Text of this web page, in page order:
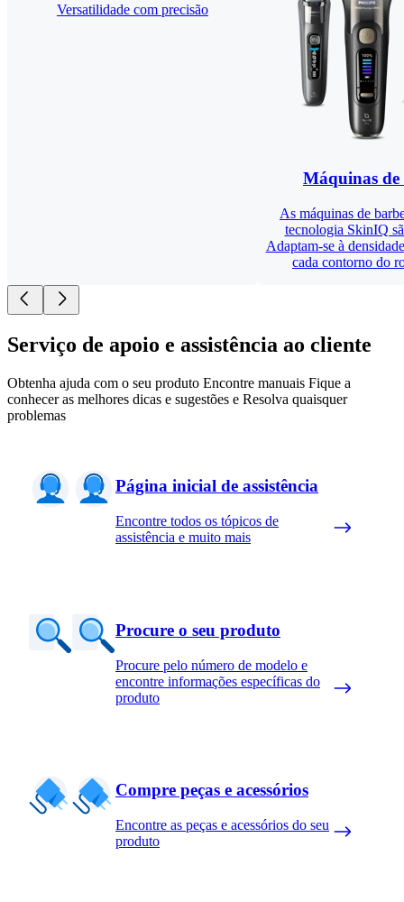
Versatilidade com precisão
Máquinas
As máquinas de
tecnologia SkinIQ
Adaptam-se à
cada contorno do
Serviço de apoio e assistência ao cliente
Obtenha ajuda com o seu produto Encontre manuais Fique a
conhecer as melhores dicas e sugestões e Resolva quaisquer
problemas
Página inicial de assistência
Encontre todos os tópicos de
assistência e muito mais
Procure o seu produto
Procure pelo número de modelo e
encontre informações específicas do
produto
Compre peças e acessórios
Encontre as peças e acessórios do seu
produto